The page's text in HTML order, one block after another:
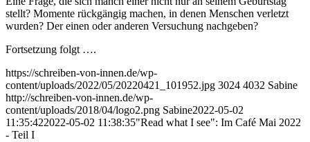
stellt? Momente rückgängig machen, in denen Menschen verletzt
wurden? Der einen oder anderen Versuchung nachgeben?
Fortsetzung folgt ….
https://schreiben-von-innen.de/wp-
content/uploads/2022/05/20220421_101952.jpg 3024 4032 Sabine
http://schreiben-von-innen.de/wp-
content/uploads/2018/04/logo2.png Sabine2022-05-02
11:35:422022-05-02 11:38:35"Read what I see": Im Café Mai 2022
- Teil I